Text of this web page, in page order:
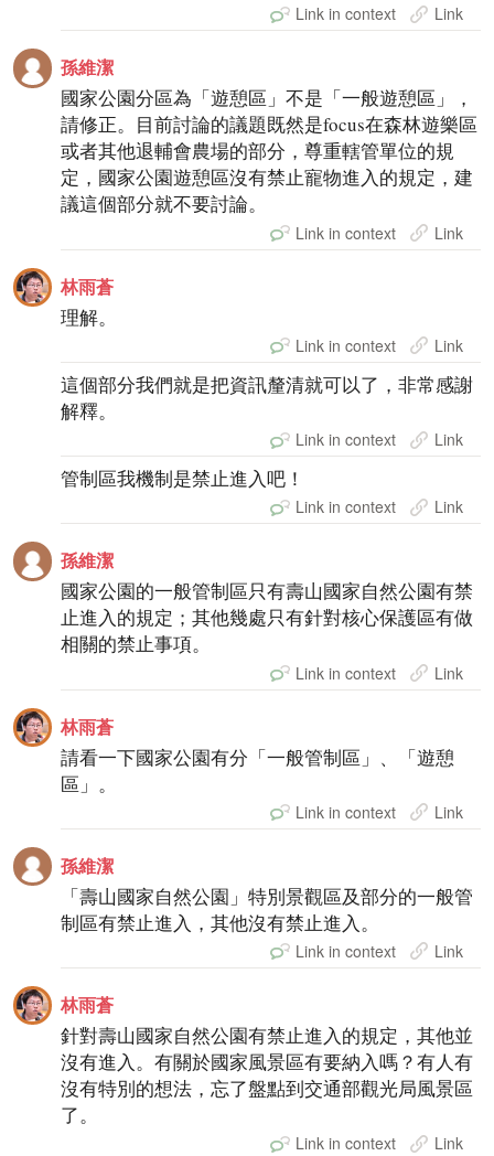
Link in context Link
孫維潔
國家公園分區為「遊憩區」不是「一般遊憩區」，
請修正。目前討論的議題既然是focus在森林遊樂區
或者其他退輔會農場的部分，尊重轄管單位的規
定，國家公園遊憩區沒有禁止寵物進入的規定，建
議這個部分就不要討論。
Link in context Link
林雨蒼
理解。
Link in context Link
這個部分我們就是把資訊釐清就可以了，非常感謝
解釋。
Link in context Link
管制區我機制是禁止進入吧！
Link in context Link
孫維潔
國家公園的一般管制區只有壽山國家自然公園有禁
止進入的規定；其他幾處只有針對核心保護區有做
相關的禁止事項。
Link in context Link
林雨蒼
請看一下國家公園有分「一般管制區」、「遊憩
區」。
Link in context Link
孫維潔
「壽山國家自然公園」特別景觀區及部分的一般管
制區有禁止進入，其他沒有禁止進入。
Link in context Link
林雨蒼
針對壽山國家自然公園有禁止進入的規定，其他並
沒有進入。有關於國家風景區有要納入嗎？有人有
沒有特別的想法，忘了盤點到交通部觀光局風景區
了。
Link in context Link